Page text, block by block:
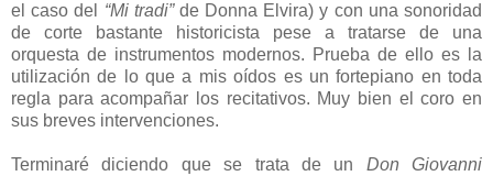
el caso del “Mi tradi”de Donna Elvira) y con una sonoridad
de corte bastante historicista pese a tratarse de una
orquesta de instrumentos modernos. Prueba de ello es la
utilización de lo que a mis oídos es un fortepiano en toda
regla para acompañar los recitativos. Muy bien el coro en
sus breves intervenciones.
Terminaré diciendo que se trata de un Don Giovanni